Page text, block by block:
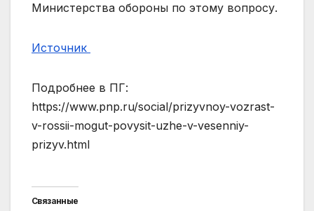
Министерства обороны по этому вопросу.
Источник
Подробнее в ПГ:
https://www.pnp.ru/social/prizyvnoy-vozrast-
v-rossii-mogut-povysit-uzhe-v-vesenniy-
prizyv.html
Связанные